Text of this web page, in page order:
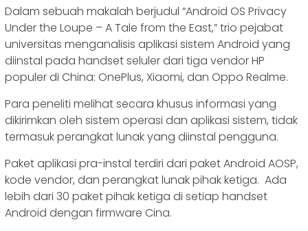
Dalam sebuah makalah berjudul “Android OS Privacy
Under the Loupe – A Tale from the East,” trio pejabat
universitas menganalisis aplikasi sistem Android yang
diinstal pada handset seluler dari tiga vendor HP
populer di China: OnePlus, Xiaomi, dan Oppo Realme.
Para peneliti melihat secara khusus informasi yang
dikirimkan oleh sistem operasi dan aplikasi sistem, tidak
termasuk perangkat lunak yang diinstal pengguna.
Paket aplikasi pra-instal terdiri dari paket Android AOSP,
kode vendor, dan perangkat lunak pihak ketiga. Ada
lebih dari 30 paket pihak ketiga di setiap handset
Android dengan firmware Cina.